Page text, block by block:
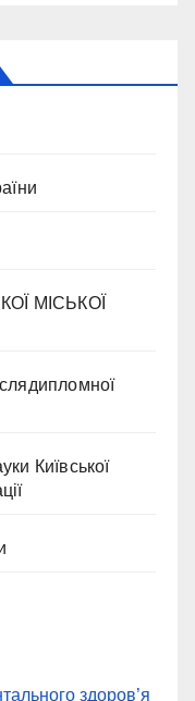
МІСЬКОЇ
Київської
здоров’я